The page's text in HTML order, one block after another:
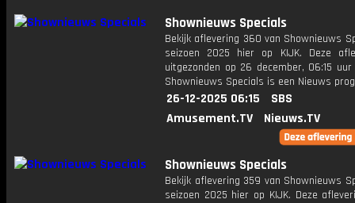
Shownieuws Specials
Bekijk aflevering 360 van Shownieuws
seizoen 2025 hier op KIJK. Deze
uitgezonden op 26 december, 06:15
Shownieuws Specials is een Nieuws
26-12-2025 06:15
SBS
Amusement.TV
Nieuws.TV
Shownieuws Specials
Bekijk aflevering 359 van Shownieuws
seizoen 2025 hier op KIJK. Deze